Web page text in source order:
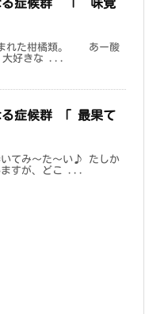
る症候群 「 味覚
まれた柑橘類。 あー酸
好きな ...
症候群 「 最果て
てみ～た～い♪ たしか
ますが、どこ ...